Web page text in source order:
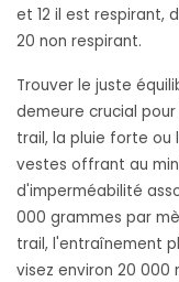
et 12 il est respirant,
20 non respirant.
Trouver le juste
demeure crucial
trail, la pluie forte ou
vestes offrant au
d'imperméabilité
000 grammes par
trail, l'entraînement
visez environ 20